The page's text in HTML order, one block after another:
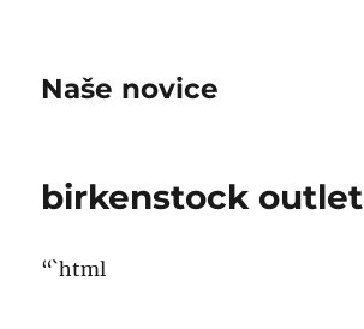
Naše novice
birkenstock outlet
“`html